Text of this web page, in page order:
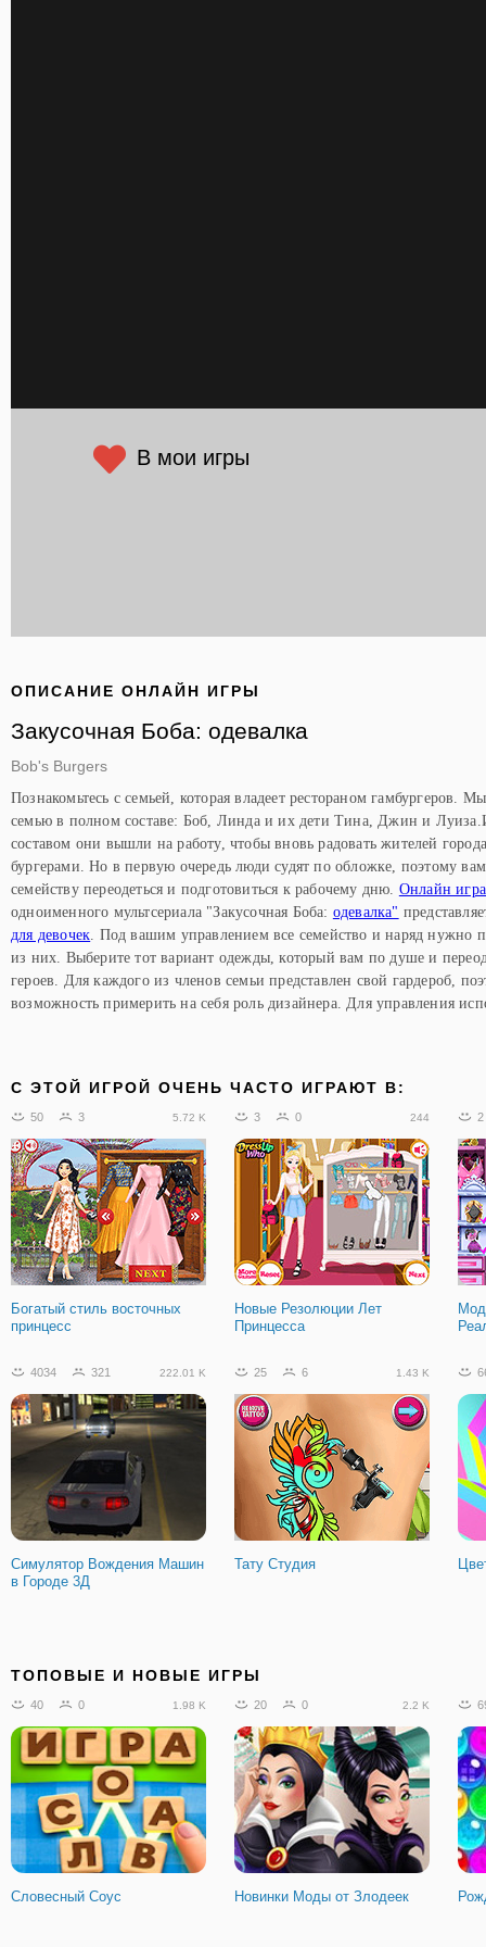
В мои игры
ОПИСАНИЕ ОНЛАЙН ИГРЫ
Закусочная Боба: одевалка
Bob's Burgers
Познакомьтесь с семьей, которая владеет рестораном гамбургеров.
семью в полном составе: Боб, Линда и их дети Тина, Джин и
составом они вышли на работу, чтобы вновь радовать жителей
бургерами. Но в первую очередь люди судят по обложке, поэтому
семейству переодеться и подготовиться к рабочему дню. Онлайн игра
одноименного мультсериала "Закусочная Боба: одевалка"
для девочек. Под вашим управлением все семейство и наряд нужно
из них. Выберите тот вариант одежды, который вам по душе и
героев. Для каждого из членов семьи представлен свой гардероб,
возможность примерить на себя роль дизайнера. Для управления
C ЭТОЙ ИГРОЙ ОЧЕНЬ ЧАСТО ИГРАЮТ В:
50 3 5.72 K
Богатый стиль восточных
принцесс
3 0 244
Новые Резолюции Лет
Принцесса
2
4034 321 222.01 K
Симулятор Вождения Машин
в Городе 3Д
25 6 1.43 K
Тату Студия
ТОПОВЫЕ И НОВЫЕ ИГРЫ
40 0 1.98 K
Словесный Соус
20 0 2.2 K
Новинки Моды от Злодеек